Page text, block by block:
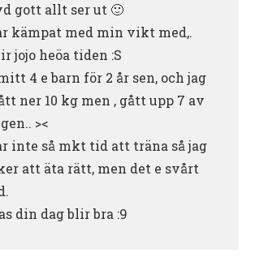
gott allt ser ut 🙂
kämpat med min vikt med,.
jojo heöa tiden :S
4 e barn för 2 år sen, och jag
ner 10 kg men , gått upp 7 av
><
inte så mkt tid att träna så jag
att äta rätt, men det e svårt
din dag blir bra :9